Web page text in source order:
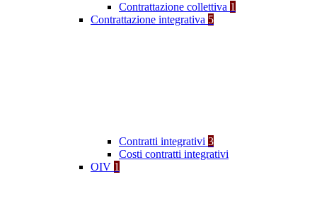
Contrattazione collettiva 1
Contrattazione integrativa 5
Contratti integrativi 3
Costi contratti integrativi
OIV 1